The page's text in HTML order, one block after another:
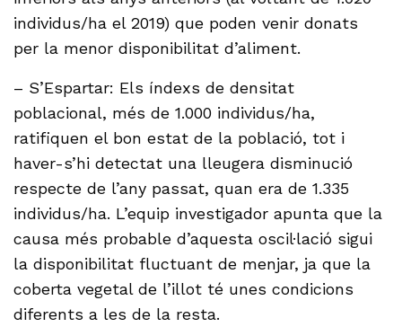
individus/ha el 2019) que poden venir donats
per la menor disponibilitat d’aliment.
– S’Espartar: Els índexs de densitat
poblacional, més de 1.000 individus/ha,
ratifiquen el bon estat de la població, tot i
haver-s’hi detectat una lleugera disminució
respecte de l’any passat, quan era de 1.335
individus/ha. L’equip investigador apunta que la
causa més probable d’aquesta oscil·lació sigui
la disponibilitat fluctuant de menjar, ja que la
coberta vegetal de l’illot té unes condicions
diferents a les de la resta.